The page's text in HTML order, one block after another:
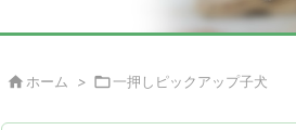
 ホーム > 一押しピックアップ子犬